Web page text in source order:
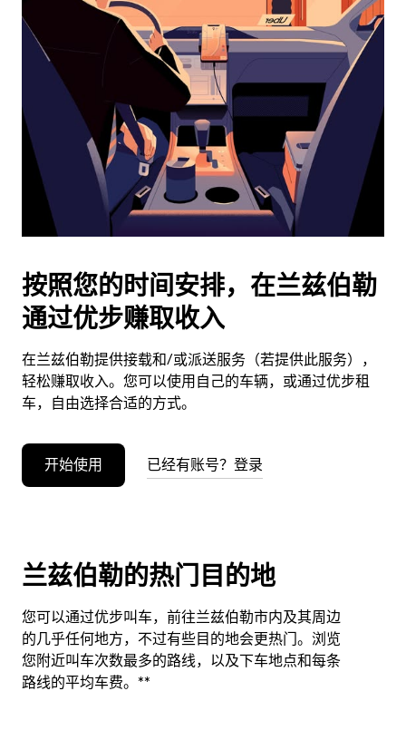
并
期。
按
退
闭
日
历。
按照您的时间安排，在兰兹伯勒
通过优步赚取收入
在兰兹伯勒提供接载和/或派送服务（若提供此服务），
轻松赚取收入。您可以使用自己的车辆，或通过优步租
车，自由选择合适的方式。
开始使用 已经有账号？登录
兰兹伯勒的热门目的地
您可以通过优步叫车，前往兰兹伯勒市内及其周边
的几乎任何地方，不过有些目的地会更热门。浏览
您附近叫车次数最多的路线，以及下车地点和每条
路线的平均车费。**